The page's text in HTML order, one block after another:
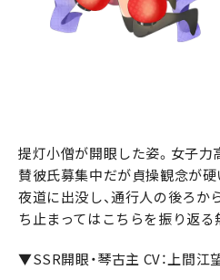
提灯小僧が開眼した姿。女子力
賛彼氏募集中だが貞操観念が
夜道に出没し、通行人の後ろか
ち止まってはこちらを振り返る
▼SSR開眼・琴古主 CV：上間江